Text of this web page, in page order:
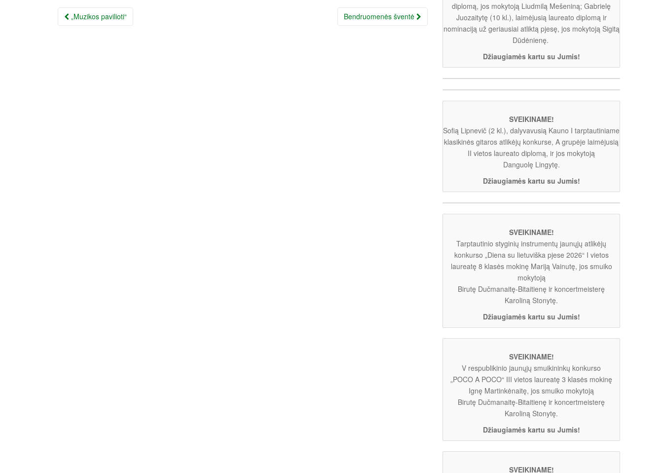
Įrašo
„Muzikos pavilioti“ Bendruomenės šventė
diplomą, jos mokytoją Liudmilą Mešeniną; Gabrielę
Juozaitytę (10 kl.), laimėjusią laureato diplomą ir
nominaciją už geriausiai atliktą pjesę, jos mokytoją Sigitą
Dūdėnienę.
Džiaugiamės kartu su Jumis!
SVEIKINAME!
Sofią Lipnevič (2 kl.), dalyvavusią Kauno I tarptautiniame
klasikinės gitaros atlikėjų konkurse, A grupėje laimėjusią
II vietos laureato diplomą, ir jos mokytoją
Danguolę Lingytę.
Džiaugiamės kartu su Jumis!
SVEIKINAME!
Tarptautinio styginių instrumentų jaunųjų atlikėjų
konkurso „Diena su lietuviška pjese 2026“ I vietos
laureatę 8 klasės mokinę Mariją Vainutę, jos smuiko
mokytoją
Birutę Dučmanaitę-Bitaitienę ir koncertmeisterę
Karoliną Stonytę.
Džiaugiamės kartu su Jumis!
SVEIKINAME!
V respublikinio jaunųjų smuikininkų konkurso
„POCO A POCO“ III vietos laureatę 3 klasės mokinę
Ignę Martinkėnaitę, jos smuiko mokytoją
Birutę Dučmanaitę-Bitaitienę ir koncertmeisterę
Karoliną Stonytę.
Džiaugiamės kartu su Jumis!
SVEIKINAME!